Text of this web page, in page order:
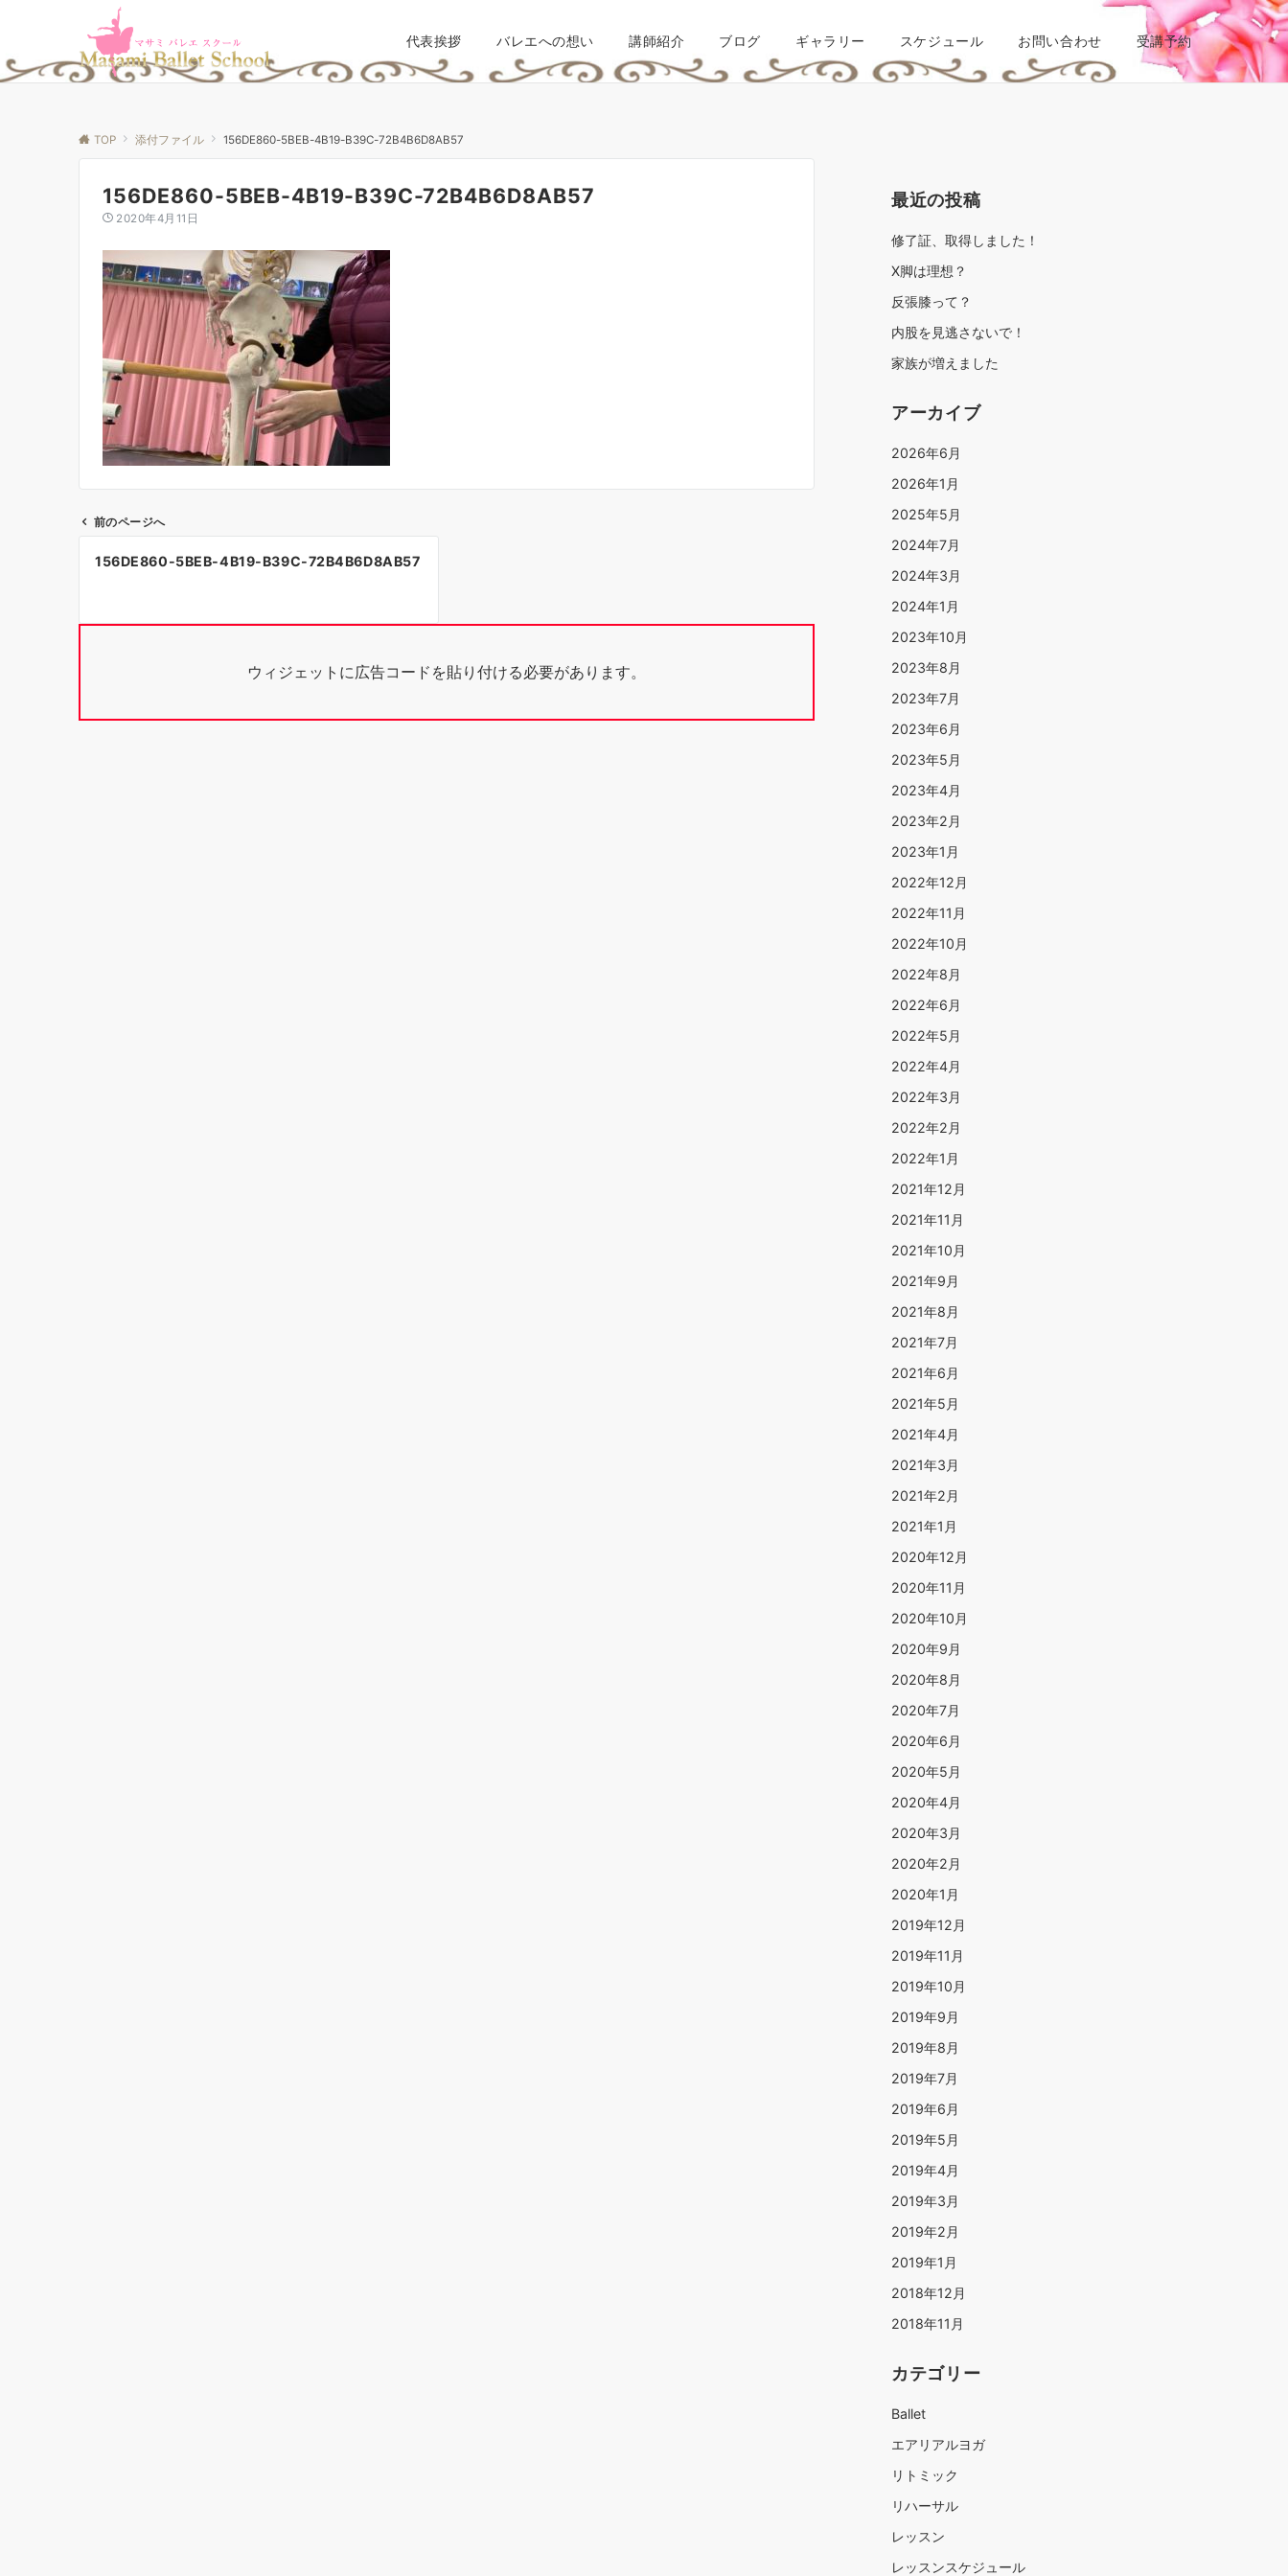
代表挨拶 バレエへの想い 講師紹介 ブログ ギャラリー スケジュール お問い合わせ 受講予約
TOP 添付ファイル 156DE860-5BEB-4B19-B39C-72B4B6D8AB57
156DE860-5BEB-4B19-B39C-72B4B6D8AB57
2020年4月11日
投
ー
前のページへ
156DE860-5BEB-4B19-B39C-72B4B6D8AB57
ウィジェットに広告コードを貼り付ける必要があります。
最近の投稿
修了証、取得しました！
X脚は理想？
反張膝って？
内股を見逃さないで！
家族が増えました
アーカイブ
2026年6月
2026年1月
2025年5月
2024年7月
2024年3月
2024年1月
2023年10月
2023年8月
2023年7月
2023年6月
2023年5月
2023年4月
2023年2月
2023年1月
2022年12月
2022年11月
2022年10月
2022年8月
2022年6月
2022年5月
2022年4月
2022年3月
2022年2月
2022年1月
2021年12月
2021年11月
2021年10月
2021年9月
2021年8月
2021年7月
2021年6月
2021年5月
2021年4月
2021年3月
2021年2月
2021年1月
2020年12月
2020年11月
2020年10月
2020年9月
2020年8月
2020年7月
2020年6月
2020年5月
2020年4月
2020年3月
2020年2月
2020年1月
2019年12月
2019年11月
2019年10月
2019年9月
2019年8月
2019年7月
2019年6月
2019年5月
2019年4月
2019年3月
2019年2月
2019年1月
2018年12月
2018年11月
カテゴリー
Ballet
エアリアルヨガ
リトミック
リハーサル
レッスン
レッスンスケジュール